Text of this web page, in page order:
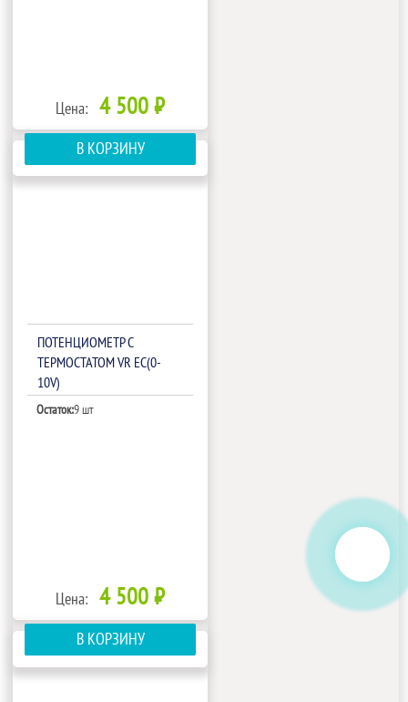
Цена: 4 500 ₽
В КОРЗИНУ
ПОТЕНЦИОМЕТР С
ТЕРМОСТАТОМ VR EC(0-
10V)
Остаток:9 шт
Цена: 4 500 ₽
В КОРЗИНУ